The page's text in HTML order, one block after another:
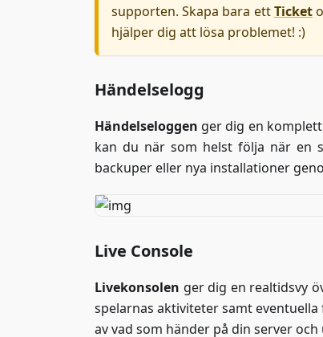
supporten. Skapa bara ettTicket
hjälper dig att lösa problemet! :)
Händelselogg
Händelseloggen ger dig en
kan du när som helst följa när en
backuper eller nya installationer
Live Console
Livekonsolen ger dig en realtidsvy
spelarnas aktiviteter samt
av vad som händer på din server